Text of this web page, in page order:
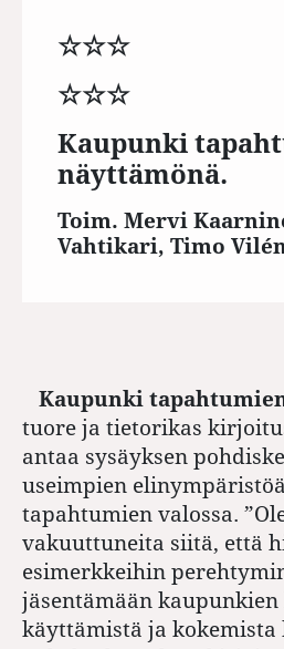
☆☆☆
☆☆☆
Kaupunki
näyttämönä.
Toim. Mervi
Vahtikari, Timo
Kaupunki
tuore ja tietorikas
antaa sysäyksen
useimpien
tapahtumien valossa.
vakuuttuneita siitä, että
esimerkkeihin
jäsentämään
käyttämistä ja kokemista